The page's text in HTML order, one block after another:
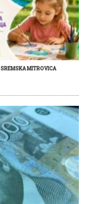
SREMSKA MITROVICA